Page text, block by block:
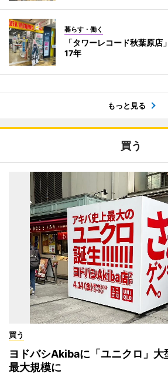
暮らす・働く
「タワーレコード秋葉原
17年
もっと見る
買う
買う
ヨドバシAkibaに「ユニクロ」
最大規模に